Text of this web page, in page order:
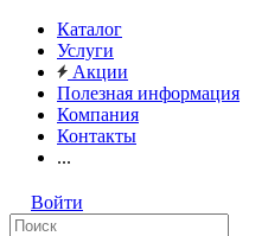
Каталог
Услуги
Акции
Полезная информация
Компания
Контакты
...
Войти